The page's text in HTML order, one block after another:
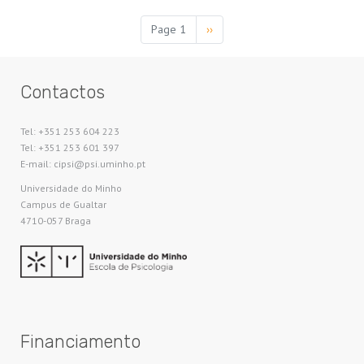
Page 1
Próxima
página
››
Contactos
Tel: +351 253 604 223
Tel: +351 253 601 397
E-mail: cipsi@psi.uminho.pt
Universidade do Minho​
Campus de Gualtar
4710-057 Braga
Financiamento